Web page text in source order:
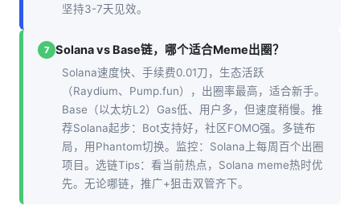
坚持3-7天见效。
7 Solana vs Base链，哪个适合Meme出圈？
Solana速度快、手续费0.01刀，生态活跃
（Raydium、Pump.fun），出圈率最高，适合新手。
Base（以太坊L2）Gas低、用户多，但速度稍慢。推
荐Solana起步：Bot支持好，社区FOMO强。多链布
局，用Phantom切换。监控：Solana上每周百个出圈
项目。选链Tips：看当前热点，Solana meme热时优
先。无论哪链，推广+狙击双管齐下。